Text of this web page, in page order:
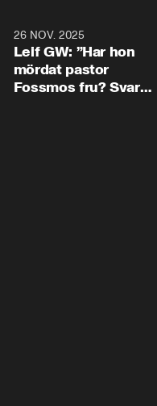
26 NOV. 2025
Leif GW: ”Har hon
mördat pastor
Fossmos fru? Svar